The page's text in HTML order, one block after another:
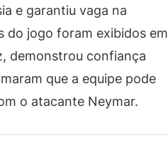
e garantiu vaga na
do jogo foram exibidos em
demonstrou confiança
que a equipe pode
o atacante Neymar.